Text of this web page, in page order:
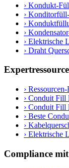
› Kondukt-
›
›
›
› Elektrische
› Draht
›
› Conduit Fill
› Conduit Fill
› Beste
›
› Elektrische
Compliance